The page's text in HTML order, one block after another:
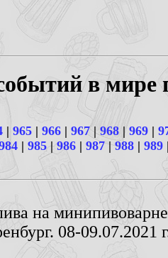
в мире
| 965 | 966 | 967| 968 | 969 |
| 985 | 986 | 987|988 | 989 |
на
08-09.07.2021